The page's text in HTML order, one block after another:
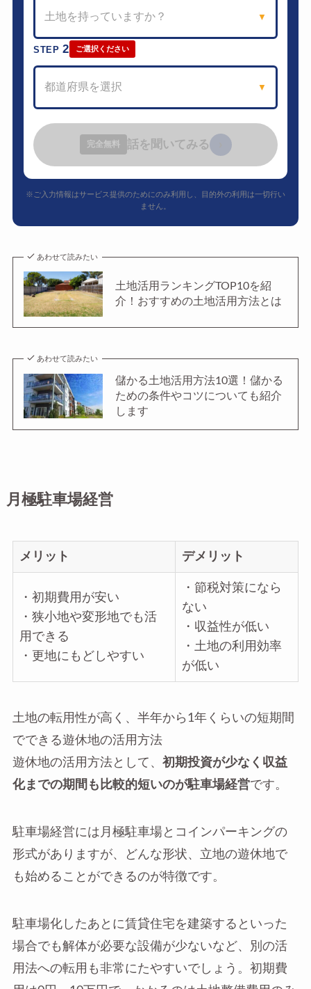
土地を持っていますか？ ▼
STEP2 ご選択ください
都道府県を選択 ▼
完全無料 話を聞いてみる
※ご入力情報はサービス提供のためにのみ利用し、目的外の利用は一切行い
ません。
あわせて読みたい
土地活用ランキングTOP10を紹
介！おすすめの土地活用方法とは
あわせて読みたい
儲かる土地活用方法10選！儲かる
ための条件やコツについても紹介
します
月極駐車場経営
メリット デメリット
・初期費用が安い
・狭小地や変形地でも活
用できる
・更地にもどしやすい
・節税対策になら
ない
・収益性が低い
・土地の利用効率
が低い
土地の転用性が高く、半年から1年くらいの短期間
でできる遊休地の活用方法
遊休地の活用方法として、 初期投資が少なく収益
化までの期間も比較的短いのが駐車場経営です。
駐車場経営には月極駐車場とコインパーキングの
形式がありますが、どんな形状、立地の遊休地で
も始めることができるのが特徴です。
駐車場化したあとに賃貸住宅を建築するといった
場合でも解体が必要な設備が少ないなど、別の活
用法への転用も非常にたやすいでしょう。初期費